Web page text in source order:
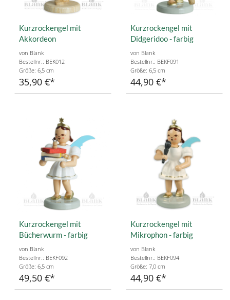
Kurzrockengel mit
Akkordeon
von Blank
Bestellnr.: BEK012
Größe: 6,5 cm
35,90 €
Kurzrockengel mit
Didgeridoo - farbig
von Blank
Bestellnr.: BEKF091
Größe: 6,5 cm
44,90 €
Kurzrockengel mit
Bücherwurm - farbig
von Blank
Bestellnr.: BEKF092
Größe: 6,5 cm
49,50 €
Kurzrockengel mit
Mikrophon - farbig
von Blank
Bestellnr.: BEKF094
Größe: 7,0 cm
44,90 €